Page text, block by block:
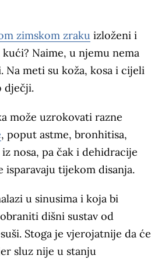
zimskom zraku izloženi i
Naime, u njemu nema
Na meti su koža, kosa i cijeli
dječji.
može uzrokovati razne
, poput astme, bronhitisa,
nosa, pa čak i dehidracije
tijekom disanja.
u sinusima i koja bi
dišni sustav od
Stoga je vjerojatnije da će
sluz nije u stanju